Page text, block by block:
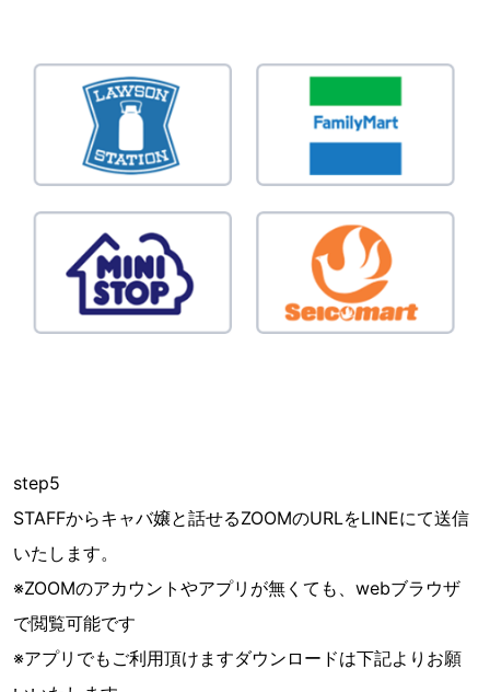
step5
STAFFからキャバ嬢と話せるZOOMのURLをLINEにて送信
いたします。
※ZOOMのアカウントやアプリが無くても、webブラウザ
で閲覧可能です
※アプリでもご利用頂けますダウンロードは下記よりお願